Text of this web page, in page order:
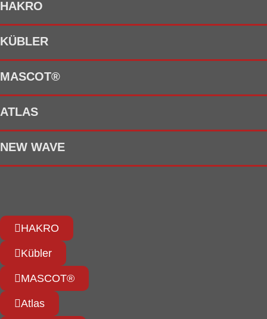
HAKRO
KÜBLER
MASCOT®
ATLAS
NEW WAVE
HAKRO
Kübler
MASCOT®
Atlas